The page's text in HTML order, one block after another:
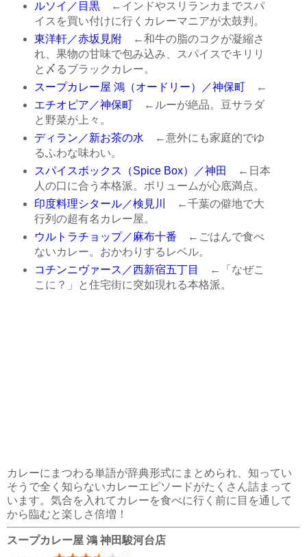
ルソイ／目黒←インドやスリランカまでスパ
イスを買い付けに行くカレーマニアが太鼓判。
東洋軒／赤坂見附←和牛の脂のコクが凝縮さ
れ、果物の甘味で包み込み、スパイスでキリリ
と〆るブラックカレー。
スープカレー屋 鴻（オードリー）／神保町←
エチオピア／神保町←ルーが絶品。豆サラダ
と野菜が上々。
ディラン／新お茶の水 ←意外にも家庭的でゆ
るふわな味わい。
スパイスボックス（Spice Box）／神田
←日本
人の口に合う本格派。ボリュームが心底満点。
印度料理シタール／検見川
←千葉の僻地で大
行列の超有名カレー屋。
ウルトラチョップ／麻布十番 ←ごはんで食べ
ないカレー。おかわりするレベル。
コチンニヴァース／西新宿五丁目
←「なぜこ
こに？」と住宅街に突如現れる本格派。
カレーにまつわる単語が辞典形式にまとめられ、知ってい
そうで全く知らないカレーエピソードがたくさん詰まって
います。気合を入れてカレーを食べに行く前に目を通して
から臨むと楽しさ倍増！
スープカレー屋 鴻 神田駿河台店